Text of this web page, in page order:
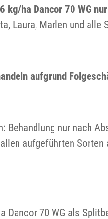
kg/ha Dancor 70 WG
Laura, Marlen und alle
aufgrund
Behandlung nur nach
aufgeführten Sorten
Dancor 70 WG als